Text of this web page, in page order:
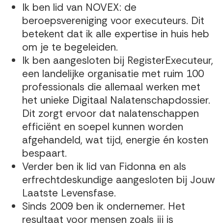
Ik ben lid van NOVEX: de
beroepsvereniging voor executeurs. Dit
betekent dat ik alle expertise in huis heb
om je te begeleiden.
Ik ben aangesloten bij RegisterExecuteur,
een landelijke organisatie met ruim 100
professionals die allemaal werken met
het unieke Digitaal Nalatenschapdossier.
Dit zorgt ervoor dat nalatenschappen
efficiënt en soepel kunnen worden
afgehandeld, wat tijd, energie én kosten
bespaart.
Verder ben ik lid van Fidonna en als
erfrechtdeskundige aangesloten bij Jouw
Laatste Levensfase.
Sinds 2009 ben ik ondernemer. Het
resultaat voor mensen zoals jij is